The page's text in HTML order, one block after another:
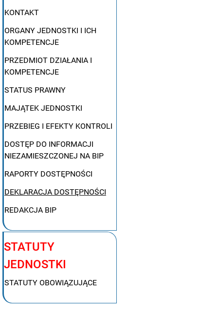
KONTAKT
ORGANY JEDNOSTKI I ICH
KOMPETENCJE
PRZEDMIOT DZIAŁANIA I
KOMPETENCJE
STATUS PRAWNY
MAJĄTEK JEDNOSTKI
PRZEBIEG I EFEKTY KONTROLI
DOSTĘP DO INFORMACJI
NIEZAMIESZCZONEJ NA BIP
RAPORTY DOSTĘPNOŚCI
DEKLARACJA DOSTĘPNOŚCI
REDAKCJA BIP
STATUTY
JEDNOSTKI
STATUTY OBOWIĄZUJĄCE